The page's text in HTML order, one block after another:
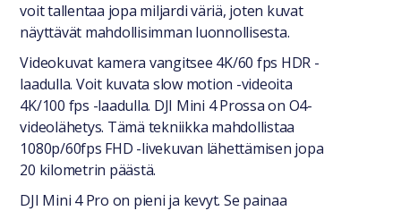
voit tallentaa jopa miljardi väriä, joten kuvat
näyttävät mahdollisimman luonnollisesta.
Videokuvat kamera vangitsee 4K/60 fps HDR -
laadulla. Voit kuvata slow motion -videoita
4K/100 fps -laadulla. DJI Mini 4 Prossa on O4-
videolähetys. Tämä tekniikka mahdollistaa
1080p/60fps FHD -livekuvan lähettämisen jopa
20 kilometrin päästä.
DJI Mini 4 Pro on pieni ja kevyt. Se painaa